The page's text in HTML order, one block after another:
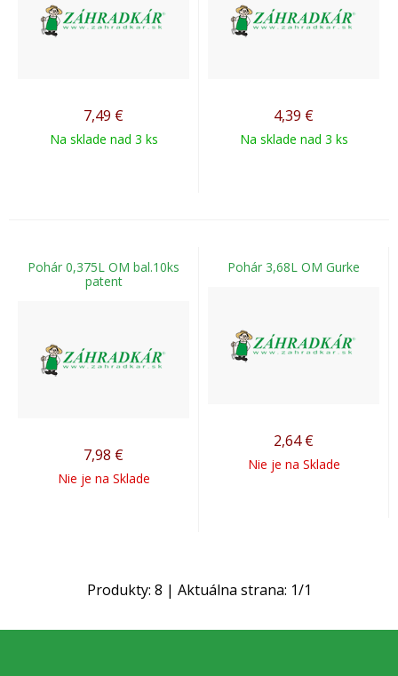
7,49 €
Na sklade nad 3 ks
4,39 €
Na sklade nad 3 ks
Pohár 0,375L OM bal.10ks
patent
7,98 €
Nie je na Sklade
Pohár 3,68L OM Gurke
2,64 €
Nie je na Sklade
Produkty: 8 | Aktuálna strana: 1/1